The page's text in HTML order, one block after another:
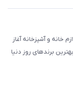
لوازم خانه و آشپزخانه آغاز
برندهای روز دنیا